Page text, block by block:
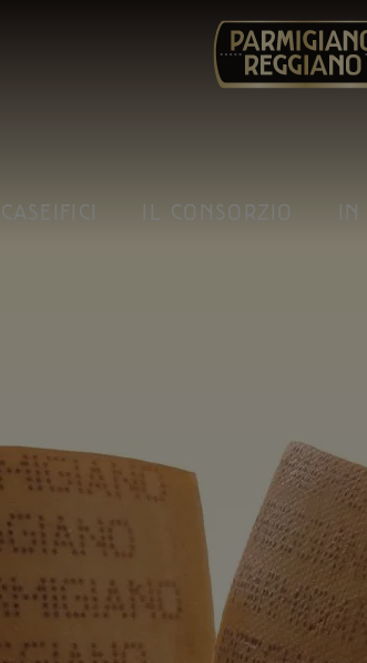
IL CONSORZIO IN
CON
presso gli Spacci dei Caseifici.
SCOPRI DI PIÙ